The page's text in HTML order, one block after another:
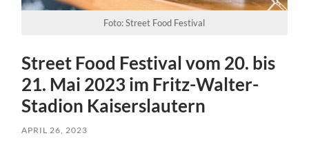
Foto: Street Food Festival
Street Food Festival vom 20. bis
21. Mai 2023 im Fritz-Walter-
Stadion Kaiserslautern
APRIL 26, 2023